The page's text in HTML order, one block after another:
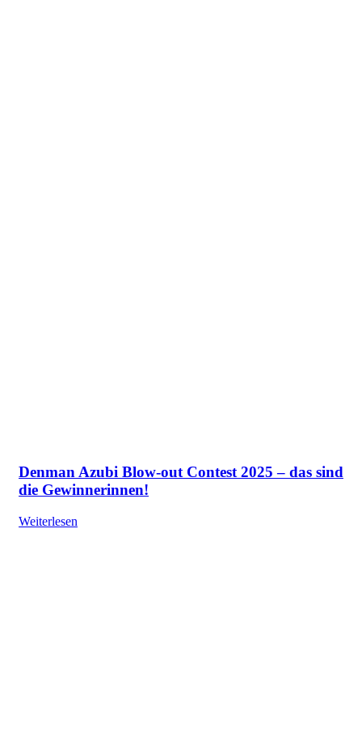
Denman Azubi Blow-out Contest 2025 – das sind
die Gewinnerinnen!
Weiterlesen